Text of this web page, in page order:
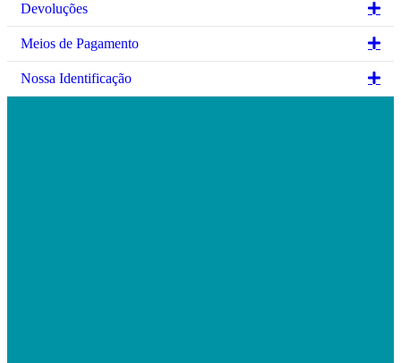
page
Devoluções
Meios de Pagamento
Nossa Identificação